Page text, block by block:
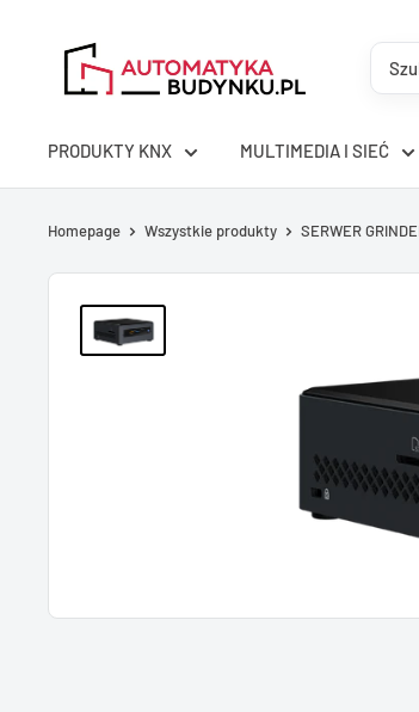
AutomatykaBudynku.pl
PRODUKTY KNX MULTIMEDIA I SIEĆ
Homepage Wszystkie produkty SERWER